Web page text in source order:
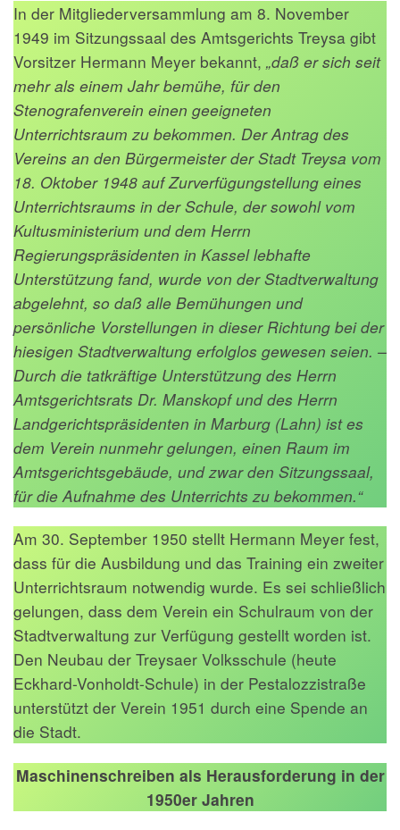
In der Mitgliederversammlung am 8. November
1949 im Sitzungssaal des Amtsgerichts Treysa gibt
Vorsitzer Hermann Meyer bekannt, „daß er sich seit
mehr als einem Jahr bemühe, für den
Stenografenverein einen geeigneten
Unterrichtsraum zu bekommen. Der Antrag des
Vereins an den Bürgermeister der Stadt Treysa vom
18. Oktober 1948 auf Zurverfügungstellung eines
Unterrichtsraums in der Schule, der sowohl vom
Kultusministerium und dem Herrn
Regierungspräsidenten in Kassel lebhafte
Unterstützung fand, wurde von der Stadtverwaltung
abgelehnt, so daß alle Bemühungen und
persönliche Vorstellungen in dieser Richtung bei der
hiesigen Stadtverwaltung erfolglos gewesen seien. –
Durch die tatkräftige Unterstützung des Herrn
Amtsgerichtsrats Dr. Manskopf und des Herrn
Landgerichtspräsidenten in Marburg (Lahn) ist es
dem Verein nunmehr gelungen, einen Raum im
Amtsgerichtsgebäude, und zwar den Sitzungssaal,
für die Aufnahme des Unterrichts zu bekommen.“
Am 30. September 1950 stellt Hermann Meyer fest,
dass für die Ausbildung und das Training ein zweiter
Unterrichtsraum notwendig wurde. Es sei schließlich
gelungen, dass dem Verein ein Schulraum von der
Stadtverwaltung zur Verfügung gestellt worden ist.
Den Neubau der Treysaer Volksschule (heute
Eckhard-Vonholdt-Schule) in der Pestalozzistraße
unterstützt der Verein 1951 durch eine Spende an
die Stadt.
Maschinenschreiben als Herausforderung in der
1950er Jahren